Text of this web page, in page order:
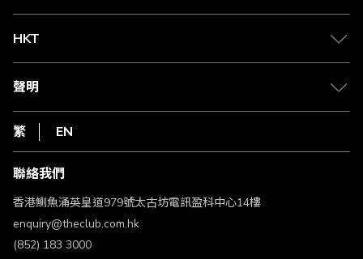
物流與配送
Club Shopping 商品領取站
常見問題
HKT
csl.
1010
HKT
聲明
私隱聲明
使用條款
條款及細則
不歧視及不騷擾聲明
認可牌照及通告
繁 EN
聯絡我們
香港鰂魚涌英皇道979號太古坊電訊盈科中心14樓
enquiry@theclub.com.hk
(852) 183 3000